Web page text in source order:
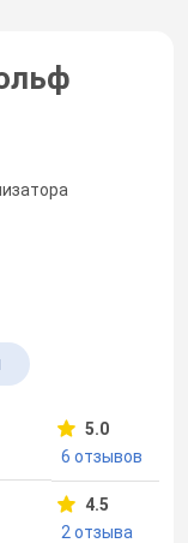
5.0
6 отзывов
4.5
2 отзыва